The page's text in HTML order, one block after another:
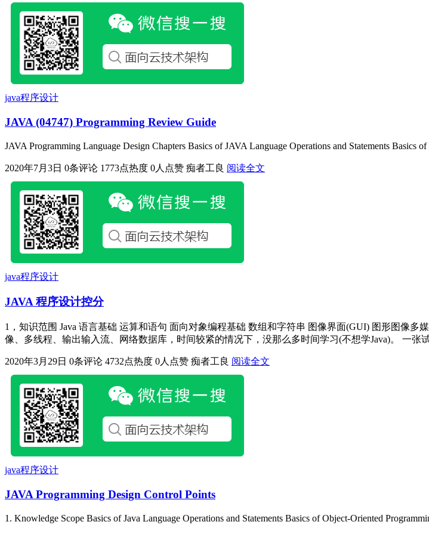
java程序设计
JAVA (04747) Programming Review Guide
JAVA Programming Language Design Chapters Basics of JAVA Language Operations and Statements
2020年7月3日 0条评论 1773点热度 0人点赞 痴者工良 阅读全文
java程序设计
JAVA 程序设计控分
1，知识范围 Java 语言基础 运算和语句 面向对象编程基础 数组和字符串 图像界面(GUI) 图形图像
像、多线程、输出输入流、网络数据库，时间较紧的情况下，没那么多时间学习(不想学Java)。 一张
2020年3月29日 0条评论 4732点热度 0人点赞 痴者工良 阅读全文
java程序设计
JAVA Programming Design Control Points
1. Knowledge Scope Basics of Java Language Operations and Statements Basics of Object-Oriented